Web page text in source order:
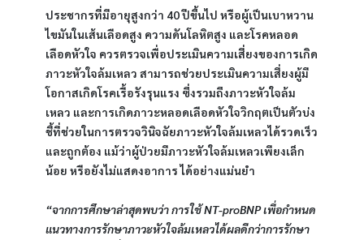
ประชากรที่มีอายุสูงกว่า 40 ปีขึ้นไป หรือผู้เป็นเบาหวาน
ไขมันในเส้นเลือดสูง ความดันโลหิตสูง และโรคหลอด
เลือดหัวใจ ควรตรวจเพื่อประเมินความเสี่ยงของการเกิด
ภาวะหัวใจล้มเหลว สามารถช่วยประเมินความเสี่ยงผู้มี
โอกาสเกิดโรคเรื้อรังรุนแรง ซึ่งรวมถึงภาวะหัวใจล้ม
เหลว และการเกิดภาวะหลอดเลือดหัวใจวิกฤตเป็นตัวบ่ง
ชี้ที่ช่วยในการตรวจวินิจฉัยภาวะหัวใจล้มเหลวได้รวดเร็ว
และถูกต้อง แม้ว่าผู้ป่วยมีภาวะหัวใจล้มเหลวเพียงเล็ก
น้อย หรือยังไม่แสดงอาการ ได้อย่างแม่นยำ
“จากการศึกษาล่าสุดพบว่า การใช้ NT-proBNP เพื่อกำหนด
แนวทางการรักษาภาวะหัวใจล้มเหลวได้ผลดีกว่าการรักษา